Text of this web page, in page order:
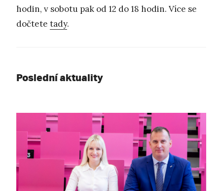
hodin, v sobotu pak od 12 do 18 hodin. Více se
dočtete tady.
Poslední aktuality